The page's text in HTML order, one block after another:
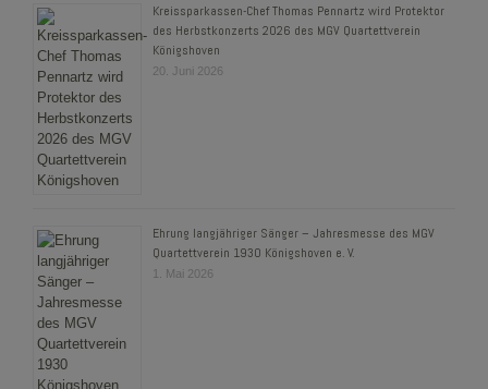
Kreissparkassen-Chef Thomas Pennartz wird Protektor
des Herbstkonzerts 2026 des MGV Quartettverein
Königshoven
20. Juni 2026
Ehrung langjähriger Sänger – Jahresmesse des MGV
Quartettverein 1930 Königshoven e. V.
1. Mai 2026